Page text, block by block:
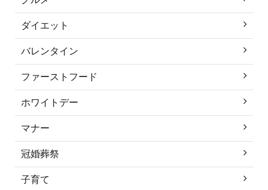
ダイエット
バレンタイン
ファーストフード
ホワイトデー
マナー
冠婚葬祭
子育て